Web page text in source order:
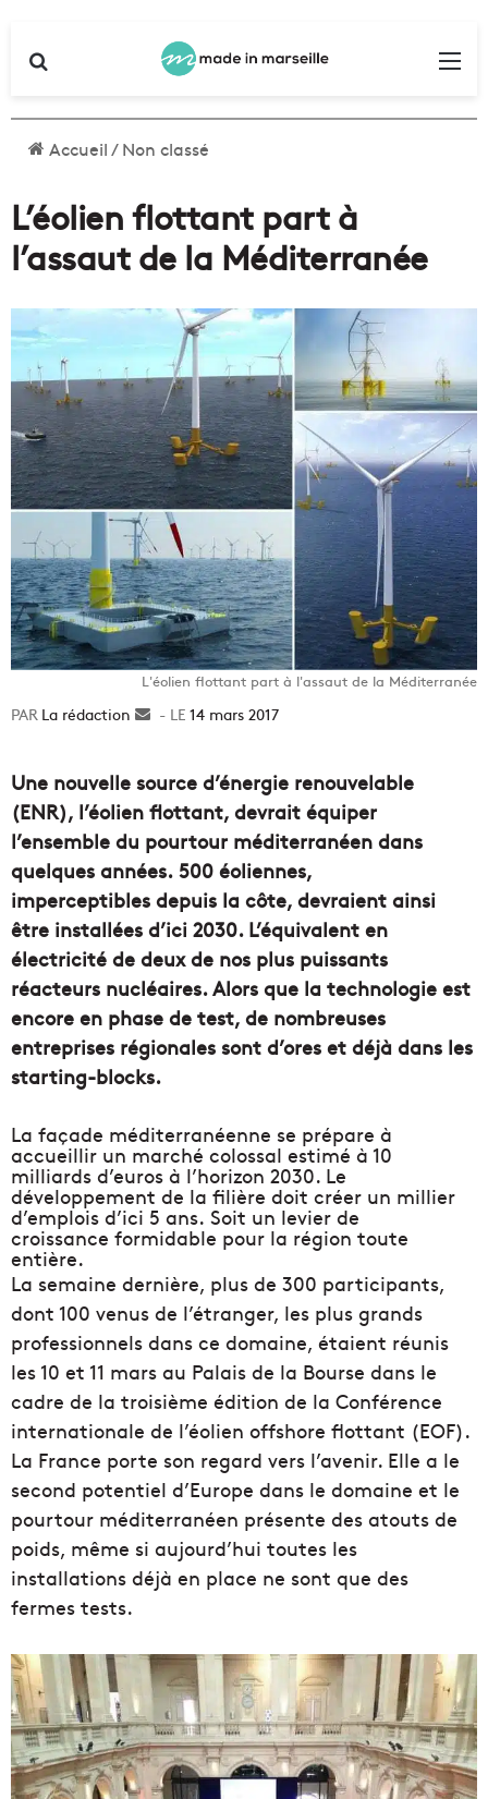
Accueil/Non classé
L’éolien flottant part à
l’assaut de la Méditerranée
L'éolien flottant part à l'assaut de la Méditerranée
La rédaction
Envoyer14 mars 2017
Une nouvelle source d’énergie renouvelable
(ENR), l’éolien flottant, devrait équiper
l’ensemble du pourtour méditerranéen dans
quelques années. 500 éoliennes,
imperceptibles depuis la côte, devraient ainsi
être installées d’ici 2030. L’équivalent en
électricité de deux de nos plus puissants
réacteurs nucléaires. Alors que la technologie est
encore en phase de test, de nombreuses
entreprises régionales sont d’ores et déjà dans les
starting-blocks.
La façade méditerranéenne se prépare à
accueillir un marché colossal estimé à 10
milliards d’euros à l’horizon 2030. Le
développement de la filière doit créer un millier
d’emplois d’ici 5 ans. Soit un levier de
croissance formidable pour la région toute
entière.
La semaine dernière, plus de 300 participants,
dont 100 venus de l’étranger, les plus grands
professionnels dans ce domaine, étaient réunis
les 10 et 11 mars au Palais de la Bourse dans le
cadre de la troisième édition de la Conférence
internationale de l’éolien offshore flottant (EOF).
La France porte son regard vers l’avenir. Elle a le
second potentiel d’Europe dans le domaine et le
pourtour méditerranéen présente des atouts de
poids, même si aujourd’hui toutes les
installations déjà en place ne sont que des
fermes tests.